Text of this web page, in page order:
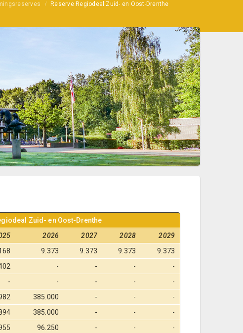
Reserve Regiodeal Zuid- en Oost-Drenthe
Zuid- en Oost-Drenthe
2026 2027 2028
2029
9.373 9.373 9.373
9.373
- - -
-
- - - -
-
385.000 - -
-
385.000 - -
-
96.250 - -
-